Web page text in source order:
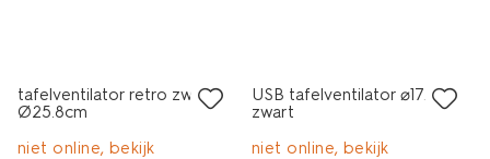
tafelventilator retro zwart
Ø25.8cm
niet online, bekijk
USB tafelventilator ⌀17.5cm
zwart
niet online, bekijk